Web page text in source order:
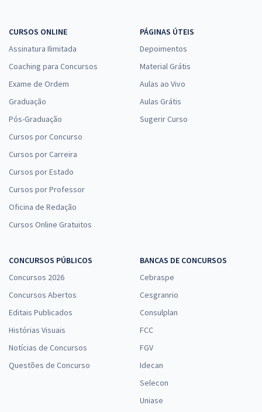
CURSOS ONLINE
Assinatura Ilimitada
Coaching para Concursos
Exame de Ordem
Graduação
Pós-Graduação
Cursos por Concurso
Cursos por Carreira
Cursos por Estado
Cursos por Professor
Oficina de Redação
Cursos Online Gratuitos
PÁGINAS ÚTEIS
Depoimentos
Material Grátis
Aulas ao Vivo
Aulas Grátis
Sugerir Curso
CONCURSOS PÚBLICOS
Concursos 2026
Concursos Abertos
Editais Publicados
Histórias Visuais
Notícias de Concursos
Questões de Concurso
BANCAS DE CONCURSOS
Cebraspe
Cesgranrio
Consulplan
FCC
FGV
Idecan
Selecon
Uniase